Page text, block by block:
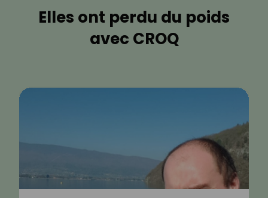
Elles ont perdu du poids
avec CROQ